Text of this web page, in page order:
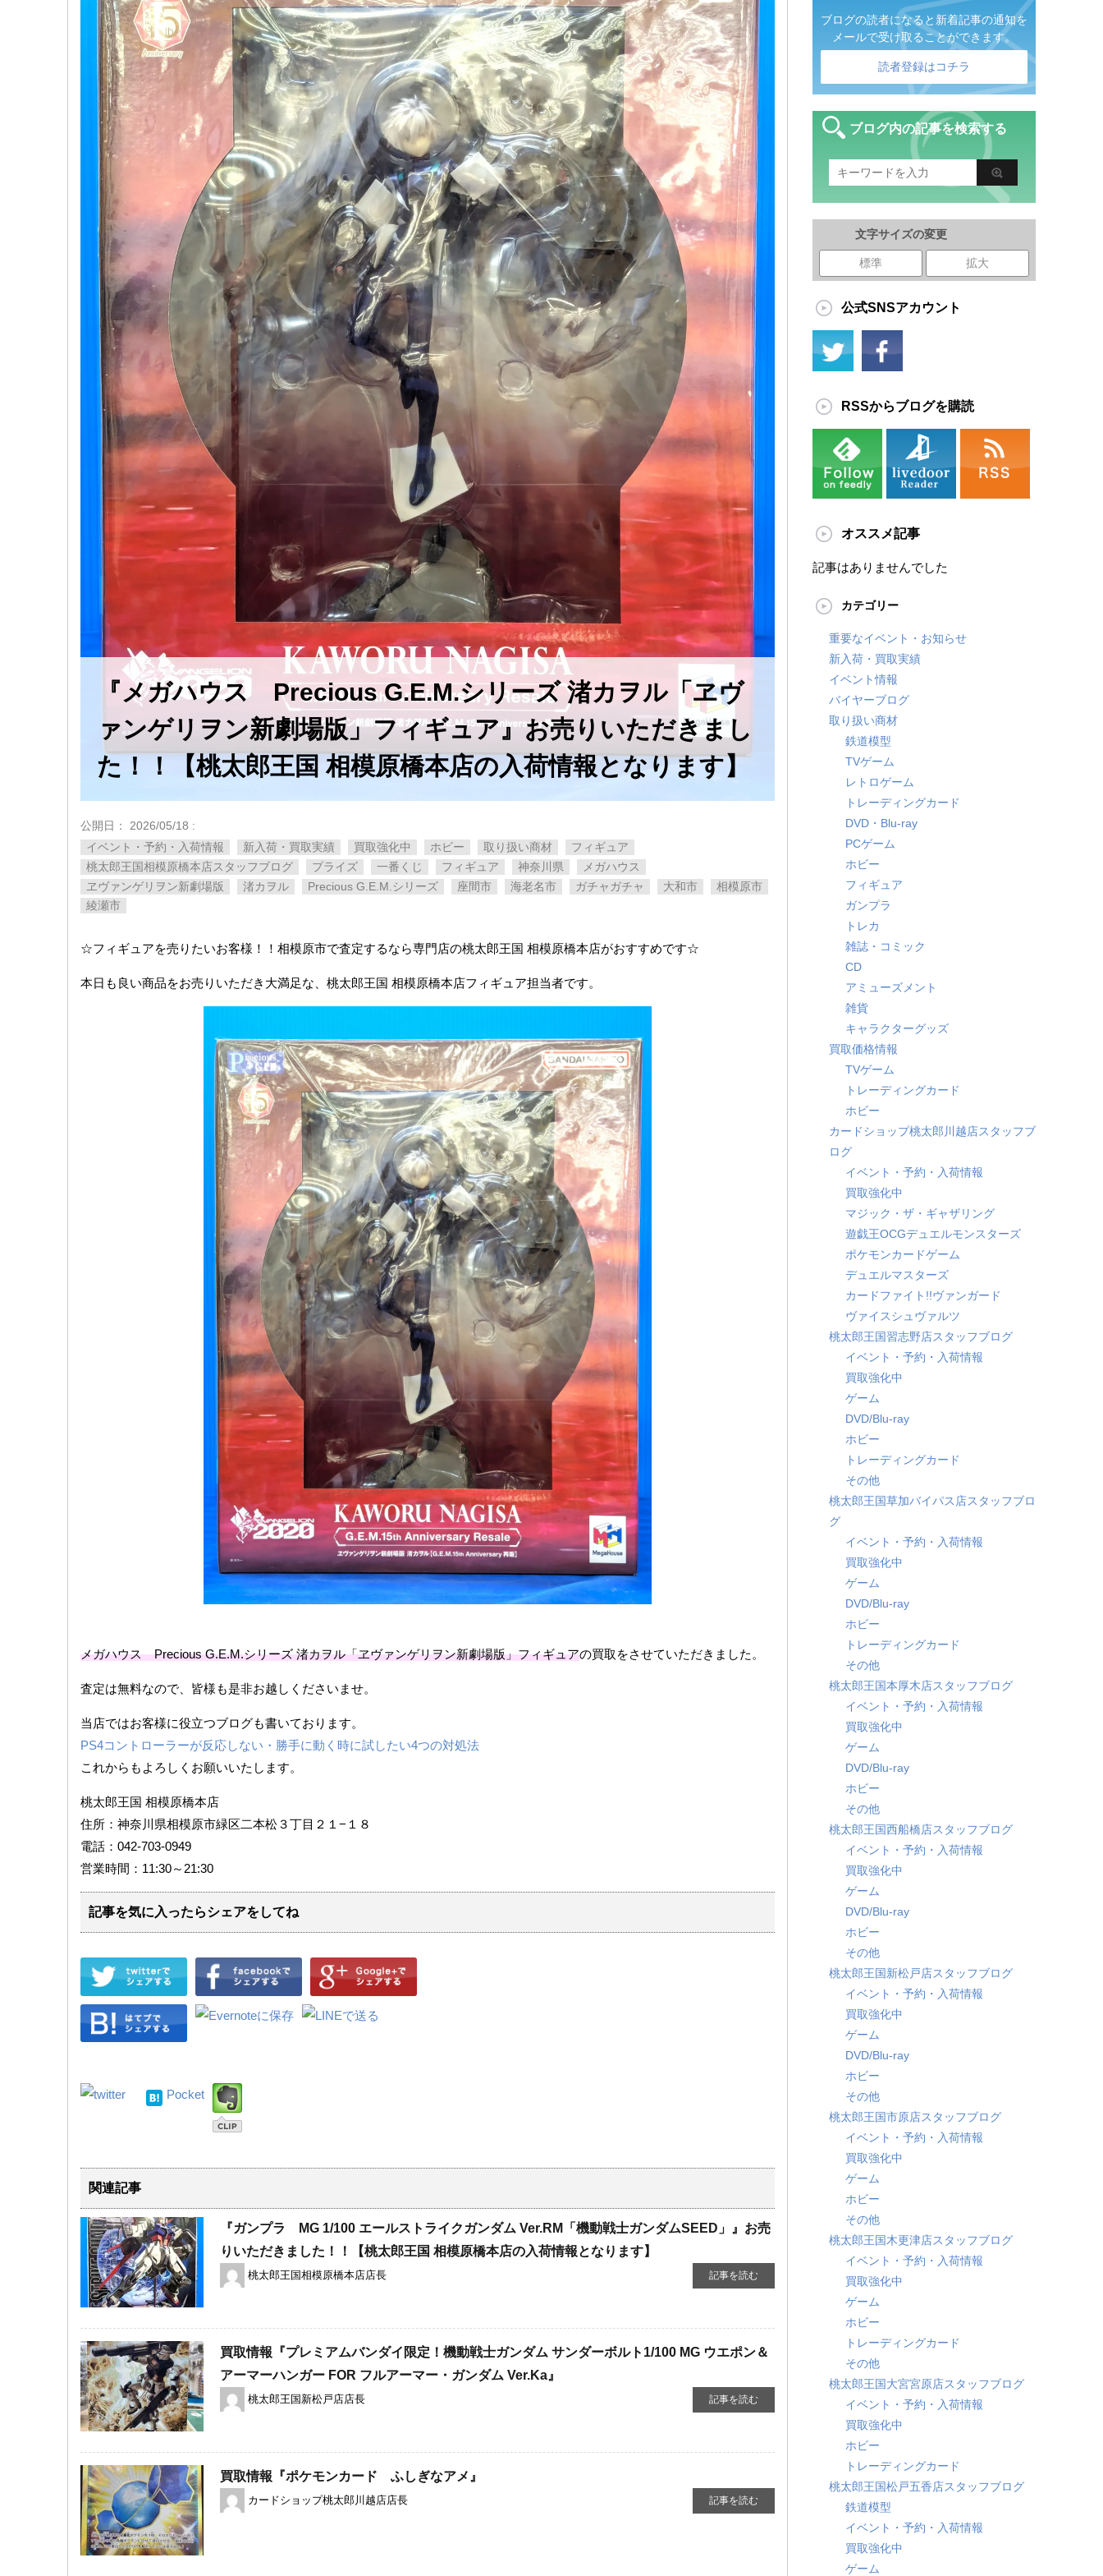
『メガハウス Precious G.E.M.シリーズ 渚カヲル「ヱヴ
ァンゲリヲン新劇場版」フィギュア』お売りいただきまし
た！！【桃太郎王国 相模原橋本店の入荷情報となります】
公開日： 2026/05/18 :
イベント・予約・入荷情報
新入荷・買取実績 買取強化中 ホビー 取り扱い商材
フィギュア
桃太郎王国相模原橋本店スタッフブログ
プライズ 一番くじ フィギュア 神奈川県
メガハウス
ヱヴァンゲリヲン新劇場版
渚カヲル Precious G.E.M.シリーズ 座間市 海老名市 ガチャガチャ 大和市
相模原市
綾瀬市
☆フィギュアを売りたいお客様！！相模原市で査定するなら専門店の桃太郎王国 相模原橋本店がおすすめです☆
本日も良い商品をお売りいただき大満足な、桃太郎王国 相模原橋本店フィギュア担当者です。
メガハウス Precious G.E.M.シリーズ 渚カヲル「ヱヴァンゲリヲン新劇場版」フィギュアの買取をさせていただきました。
査定は無料なので、皆様も是非お越しくださいませ。
当店ではお客様に役立つブログも書いております。
PS4コントローラーが反応しない・勝手に動く時に試したい4つの対処法
これからもよろしくお願いいたします。
桃太郎王国 相模原橋本店
住所：神奈川県相模原市緑区二本松３丁目２１−１８
電話：042-703-0949
営業時間：11:30～21:30
記事を気に入ったらシェアをしてね
Pocket
関連記事
『ガンプラ MG 1/100 エールストライクガンダム Ver.RM「機動戦士ガンダムSEED」』お売
りいただきました！！【桃太郎王国 相模原橋本店の入荷情報となります】
桃太郎王国相模原橋本店店長 記事を読む
買取情報『プレミアムバンダイ限定！機動戦士ガンダム ​サンダーボルト1/100 ​MG ​ウエポン＆
アーマーハンガー ​FOR ​フルアーマー・ガンダム ​Ver.Ka』
桃太郎王国新松戸店店長 記事を読む
買取情報『ポケモンカード ふしぎなアメ』
カードショップ桃太郎川越店店長 記事を読む
ブログの読者になると新着記事の通知を
メールで受け取ることができます。
読者登録はコチラ
ブログ内の記事を検索する
文字サイズの変更
標準 拡大
公式SNSアカウント
RSSからブログを購読
オススメ記事
記事はありませんでした
カテゴリー
重要なイベント・お知らせ
新入荷・買取実績
イベント情報
バイヤーブログ
取り扱い商材
鉄道模型
TVゲーム
レトロゲーム
トレーディングカード
DVD・Blu-ray
PCゲーム
ホビー
フィギュア
ガンプラ
トレカ
雑誌・コミック
CD
アミューズメント
雑貨
キャラクターグッズ
買取価格情報
TVゲーム
トレーディングカード
ホビー
カードショップ桃太郎川越店スタッフブ
ログ
イベント・予約・入荷情報
買取強化中
マジック・ザ・ギャザリング
遊戯王OCGデュエルモンスターズ
ポケモンカードゲーム
デュエルマスターズ
カードファイト!!ヴァンガード
ヴァイスシュヴァルツ
桃太郎王国習志野店スタッフブログ
イベント・予約・入荷情報
買取強化中
ゲーム
DVD/Blu-ray
ホビー
トレーディングカード
その他
桃太郎王国草加バイパス店スタッフブロ
グ
イベント・予約・入荷情報
買取強化中
ゲーム
DVD/Blu-ray
ホビー
トレーディングカード
その他
桃太郎王国本厚木店スタッフブログ
イベント・予約・入荷情報
買取強化中
ゲーム
DVD/Blu-ray
ホビー
その他
桃太郎王国西船橋店スタッフブログ
イベント・予約・入荷情報
買取強化中
ゲーム
DVD/Blu-ray
ホビー
その他
桃太郎王国新松戸店スタッフブログ
イベント・予約・入荷情報
買取強化中
ゲーム
DVD/Blu-ray
ホビー
その他
桃太郎王国市原店スタッフブログ
イベント・予約・入荷情報
買取強化中
ゲーム
ホビー
その他
桃太郎王国木更津店スタッフブログ
イベント・予約・入荷情報
買取強化中
ゲーム
ホビー
トレーディングカード
その他
桃太郎王国大宮宮原店スタッフブログ
イベント・予約・入荷情報
買取強化中
ホビー
トレーディングカード
桃太郎王国松戸五香店スタッフブログ
鉄道模型
イベント・予約・入荷情報
買取強化中
ゲーム